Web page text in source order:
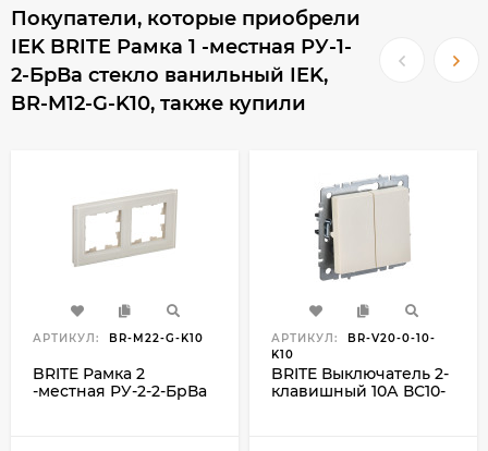
Покупатели, которые приобрели
IEK BRITE Рамка 1 -местная РУ-1-
2-БрВа стекло ванильный IEK,
BR-M12-G-K10, также купили
АРТИКУЛ: BR-M22-G-K10
BRITE Рамка 2
-местная РУ-2-2-БрВа
АРТИКУЛ:
BR-V20-0-10-
K10
BRITE Выключатель 2-
клавишный 10А ВС10-